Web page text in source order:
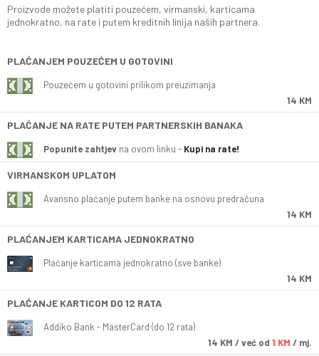
Proizvode možete platiti pouzećem, virmanski, karticama
jednokratno, na rate i putem kreditnih linija naših partnera.
PLAĆANJEM POUZEĆEM U GOTOVINI
Pouzećem u gotovini prilikom preuzimanja
14 KM
PLAĆANJE NA RATE PUTEM PARTNERSKIH BANAKA
Popunite zahtjev na ovom linku - Kupi na rate!
VIRMANSKOM UPLATOM
Avansno plaćanje putem banke na osnovu predračuna
14 KM
PLAĆANJEM KARTICAMA JEDNOKRATNO
Plaćanje karticama jednokratno (sve banke)
14 KM
PLAĆANJE KARTICOM DO 12 RATA
Addiko Bank - MasterCard (do 12 rata)
14 KM / već od 1 KM / mj.